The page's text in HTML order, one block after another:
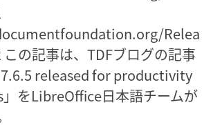
Relea
の記事は、TDFブログの記事
7.6.5 released for productivity
をLibreOffice日本語チームが